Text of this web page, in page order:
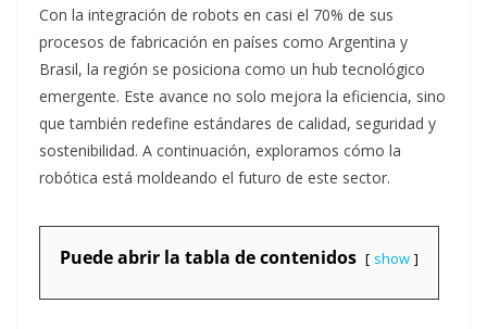
Con la integración de robots en casi el 70% de sus
procesos de fabricación en países como Argentina y
Brasil, la región se posiciona como un hub tecnológico
emergente. Este avance no solo mejora la eficiencia, sino
que también redefine estándares de calidad, seguridad y
sostenibilidad. A continuación, exploramos cómo la
robótica está moldeando el futuro de este sector.
Puede abrir la tabla de contenidos show